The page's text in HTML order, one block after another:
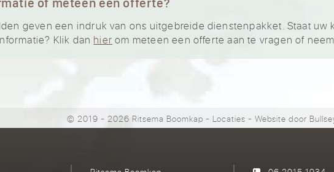
geven een indruk van ons uitgebreide dienstenpakket. Staat uw
Klik dan hier om meteen een offerte aan te vragen of neem
© 2019 - 2026 Ritsema Boomkap - Locaties - Website door